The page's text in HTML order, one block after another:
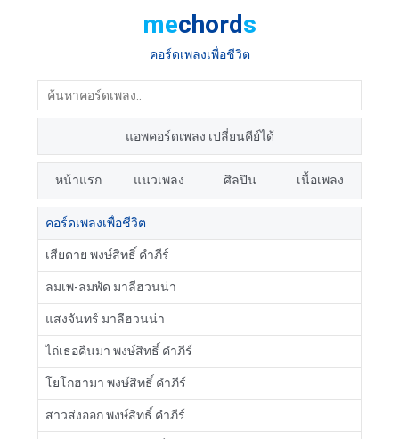
mechords
คอร์ดเพลงเพื่อชีวิต
แอพคอร์ดเพลง เปลี่ยนคีย์ได้
หน้าแรก แนวเพลง ศิลปิน เนื้อเพลง
คอร์ดเพลงเพื่อชีวิต
เสียดาย พงษ์สิทธิ์ คำภีร์
ลมเพ-ลมพัด มาลีฮวนน่า
แสงจันทร์ มาลีฮวนน่า
ไถ่เธอคืนมา พงษ์สิทธิ์ คำภีร์
โยโกฮามา พงษ์สิทธิ์ คำภีร์
สาวส่งออก พงษ์สิทธิ์ คำภีร์